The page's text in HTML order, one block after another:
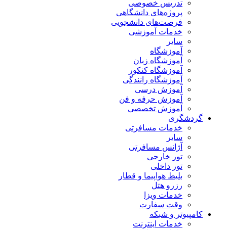
تدریس خصوصی
پروژه‌های دانشگاهی
فرصت‌های دانشجویی
خدمات آموزشی
سایر
آموزشگاه
آموزشگاه زبان
آموزشگاه کنکور
آموزشگاه رانندگی
آموزش درسی
آموزش حرفه و فن
آموزش تخصصی
گردشگری
خدمات مسافرتی
سایر
آژانس مسافرتی
تور خارجی
تور داخلی
بلیط هواپیما و قطار
رزرو هتل
خدمات ویزا
وقت سفارت
کامپیوتر و شبکه
خدمات اینترنت